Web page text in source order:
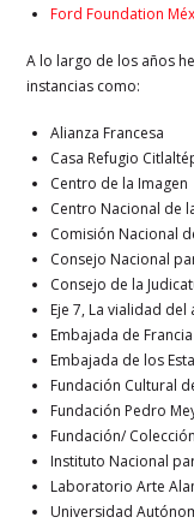
Ford Foundation
A lo largo de los años
instancias como:
Alianza Francesa
Casa Refugio
Centro de la Imagen
Centro Nacional de
Comisión Nacional
Consejo Nacional
Consejo de la
Eje 7, La vialidad del
Embajada de Francia
Embajada de los
Fundación Cultural
Fundación Pedro
Fundación/
Instituto Nacional
Laboratorio Arte
Universidad